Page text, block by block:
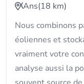
Ans(18 km)
Nous combinons
éoliennes et
vraiment votre
analyse aussi la